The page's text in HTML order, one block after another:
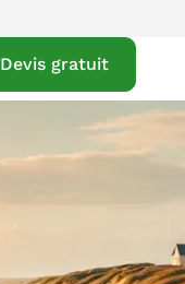
Devis gratuit